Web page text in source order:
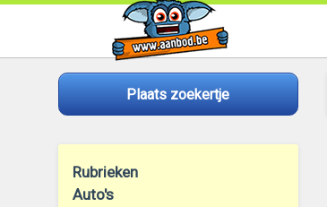
Plaats zoekertje
Rubrieken
Auto's